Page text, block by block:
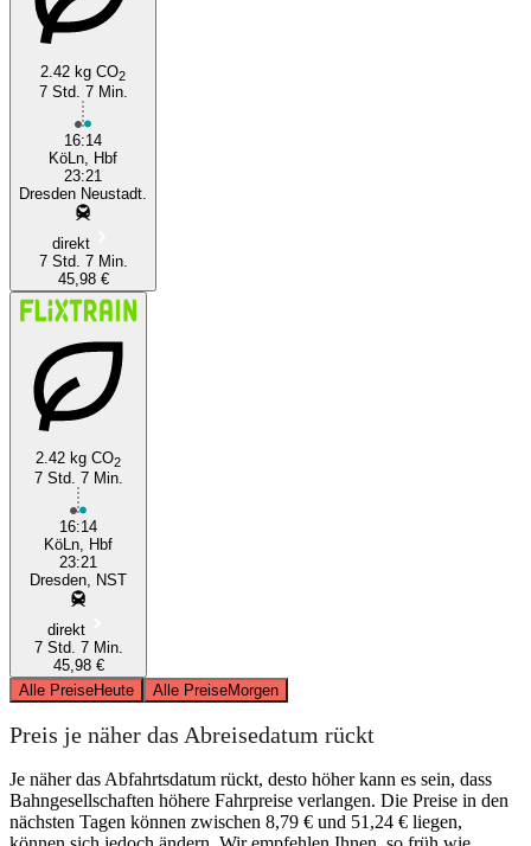
2.42 kg CO2
7 Std. 7 Min.
16:14
KöLn, Hbf
23:21
Dresden Neustadt.
direkt
7 Std. 7 Min.
45,98 €
2.42 kg CO2
7 Std. 7 Min.
16:14
KöLn, Hbf
23:21
Dresden, NST
direkt
7 Std. 7 Min.
45,98 €
Alle PreiseHeute Alle PreiseMorgen
Preis je näher das Abreisedatum rückt
Je näher das Abfahrtsdatum rückt, desto höher kann es sein, dass
Bahngesellschaften höhere Fahrpreise verlangen. Die Preise in den
nächsten Tagen können zwischen 8,79 € und 51,24 € liegen,